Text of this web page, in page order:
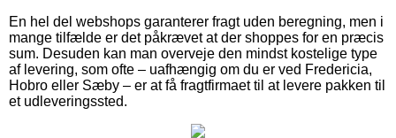
En hel del webshops garanterer fragt uden beregning, men i
mange tilfælde er det påkrævet at der shoppes for en præcis
sum. Desuden kan man overveje den mindst kostelige type
af levering, som ofte – uafhængig om du er ved Fredericia,
Hobro eller Sæby – er at få fragtfirmaet til at levere pakken til
et udleveringssted.